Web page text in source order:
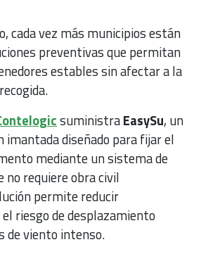
cada vez más municipios están
preventivas que permitan
estables sin afectar a la
suministraEasySu, un
imantada diseñado para fijar el
mediante un sistema de
requiere obra civil
permite reducir
riesgo de desplazamiento
de viento intenso.